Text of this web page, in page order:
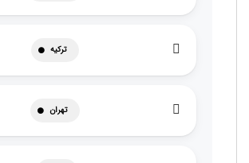
ترکیه
تهران